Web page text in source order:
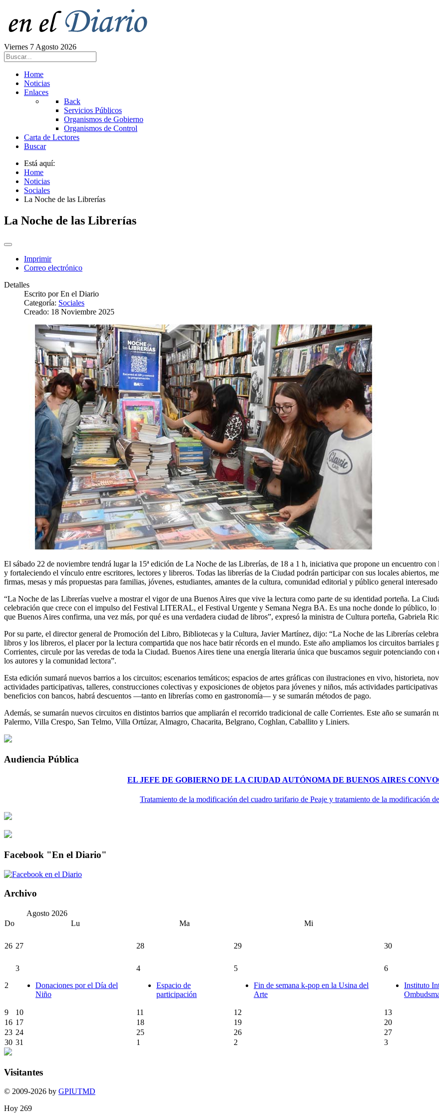
Viernes 7 Agosto 2026
Home
Noticias
Enlaces
Back
Servicios Públicos
Organismos de Gobierno
Organismos de Control
Carta de Lectores
Buscar
Está aquí:
Home
Noticias
Sociales
La Noche de las Librerías
La Noche de las Librerías
Imprimir
Correo electrónico
Detalles
Escrito porEn el Diario
Categoría: Sociales
Creado: 18 Noviembre 2025
El sábado 22 de noviembre tendrá lugar la 15ª edición de La Noche de las Librerías, de 18 a 1 h, iniciativa que propone un encuentro
y fortaleciendo el vínculo entre escritores, lectores y libreros. Todas las librerías de la Ciudad podrán participar con sus locales abiertos,
firmas, mesas y más propuestas para familias, jóvenes, estudiantes, amantes de la cultura, comunidad editorial y público general
“La Noche de las Librerías vuelve a mostrar el vigor de una Buenos Aires que vive la lectura como parte de su identidad porteña. La
celebración que crece con el impulso del Festival LITERAL, el Festival Urgente y Semana Negra BA. Es una noche donde lo público,
que Buenos Aires confirma, una vez más, por qué es una verdadera ciudad de libros”, expresó la ministra de Cultura porteña, Gabriela
Por su parte, el director general de Promoción del Libro, Bibliotecas y la Cultura, Javier Martínez, dijo: “La Noche de las Librerías
libros y los libreros, el placer por la lectura compartida que nos hace batir récords en el mundo. Este año ampliamos los circuitos
Corrientes, circule por las veredas de toda la Ciudad. Buenos Aires tiene una energía literaria única que buscamos seguir potenciando
los autores y la comunidad lectora”.
Esta edición sumará nuevos barrios a los circuitos; escenarios temáticos; espacios de artes gráficas con ilustraciones en vivo, historieta,
actividades participativas, talleres, construcciones colectivas y exposiciones de objetos para jóvenes y niños, más actividades
beneficios con bancos, habrá descuentos —tanto en librerías como en gastronomía— y se sumarán métodos de pago.
Además, se sumarán nuevos circuitos en distintos barrios que ampliarán el recorrido tradicional de calle Corrientes. Este año se sumarán
Palermo, Villa Crespo, San Telmo, Villa Ortúzar, Almagro, Chacarita, Belgrano, Coghlan, Caballito y Liniers.
Audiencia Pública
EL JEFE DE GOBIERNO DE LA CIUDAD AUTÓNOMA DE BUENOS AIRES
Tratamiento de la modificación del cuadro tarifario de Peaje y tratamiento de la modificación
Facebook "En el Diario"
Archivo
Agosto 2026
Do
Lu Ma Mi
26 27 28 29 30
2
3
Donaciones por el Día del
Niño
4
Espacio de
participación
5
Fin de semana k-pop en la Usina del
Arte
6
Instituto
9 10 11 12 13
16 17 18 19 20
23 24 25 26 27
30 31 1 2 3
Visitantes
© 2009-2026 by GPIUTMD
Hoy 269